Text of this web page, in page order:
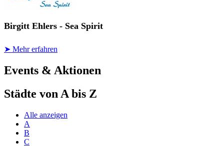
Birgitt Ehlers - Sea Spirit
➤ Mehr erfahren
Events & Aktionen
Städte von A bis Z
Alle anzeigen
A
B
C